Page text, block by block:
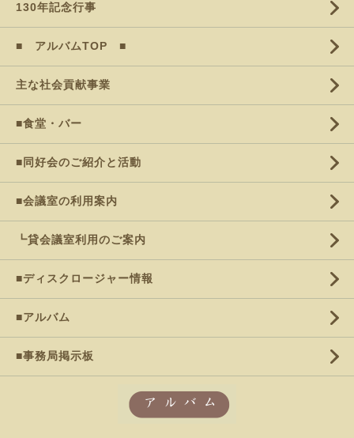
130年記念行事
■ アルバムTOP ■
主な社会貢献事業
■食堂・バー
■同好会のご紹介と活動
■会議室の利用案内
┗貸会議室利用のご案内
■ディスクロージャー情報
■アルバム
■事務局掲示板